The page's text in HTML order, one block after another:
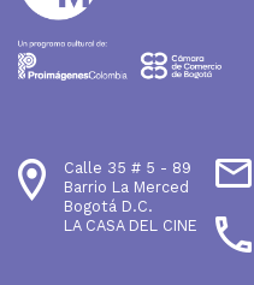
Calle 35 # 5 - 89
Barrio La Merced
Bogotá D.C.
LA CASA DEL CINE